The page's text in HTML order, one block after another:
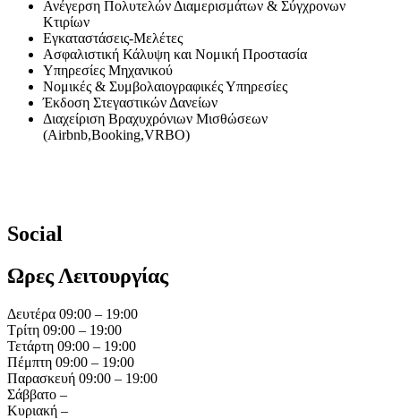
Ανέγερση Πολυτελών Διαμερισμάτων & Σύγχρονων
Κτιρίων
Εγκαταστάσεις-Μελέτες
Ασφαλιστική Κάλυψη και Νομική Προστασία
Υπηρεσίες Μηχανικού
Νομικές & Συμβολαιογραφικές Υπηρεσίες
Έκδοση Στεγαστικών Δανείων
Διαχείριση Βραχυχρόνιων Μισθώσεων
(Airbnb,Booking,VRBO)
Social
Ωρες Λειτουργίας
Δευτέρα 09:00 – 19:00
Τρίτη 09:00 – 19:00
Τετάρτη 09:00 – 19:00
Πέμπτη 09:00 – 19:00
Παρασκευή 09:00 – 19:00
Σάββατο –
Κυριακή –